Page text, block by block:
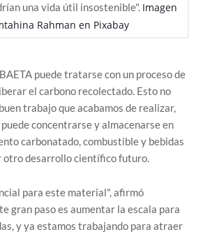
una vida útil insostenible". Imagen
Rahman en Pixabay
puede tratarse con un proceso de
el carbono recolectado. Esto no
trabajo que acabamos de realizar,
concentrarse y almacenarse en
carbonatado, combustible y bebidas
otro desarrollo científico futuro.
para este material", afirmó
gran paso es aumentar la escala para
y ya estamos trabajando para atraer